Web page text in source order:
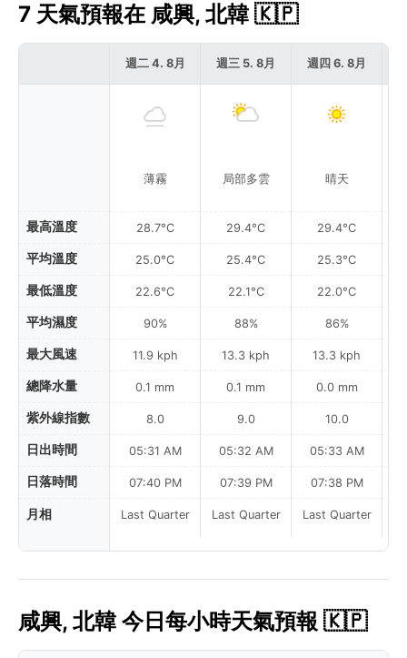
7 天氣預報在 咸興, 北韓 🇰🇵
最高溫度
平均溫度
最低溫度
平均濕度
最大風速
總降水量
紫外線指數
日出時間
日落時間
月相
週二 4. 8月
薄霧
28.7°C
25.0°C
22.6°C
90%
11.9 kph
0.1 mm
8.0
05:31 AM
07:40 PM
Last Quarter
週三 5. 8月
局部多雲
29.4°C
25.4°C
22.1°C
88%
13.3 kph
0.1 mm
9.0
05:32 AM
07:39 PM
Last Quarter
週四 6. 8月
晴天
29.4°C
25.3°C
22.0°C
86%
13.3 kph
0.0 mm
10.0
05:33 AM
07:38 PM
Last Quarter
咸興, 北韓 今日每小時天氣預報 🇰🇵